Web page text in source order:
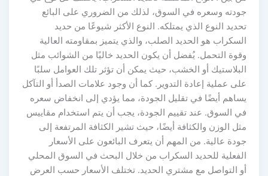
جودته وسعره في السوق، لذلك من الضروري على البائع
تحديد النوع الذي يمتلكه. النوع الأكثر شيوعًا من حديد
السكراب هو الحديد الصلب، والذي يتميز بمقاومته العالية
وقوة التحمل. يُفضل أن يكون الحديد خاليًا من الشوائب مثل
البلاستيك أو الخشب، حيث يمكن أن تؤثر تلك العوامل سلبًا
على عملية إعادة التدوير. كما أن وجود علامات الصدأ أو التآكل
يساهم أيضًا في تقليل الجودة، مما يؤدي إلى انخفاض سعره
في السوق. عند تقييم الجودة، يجب أن يتم استخدام مقاييس
مثل الوزن والكثافة أيضًا، حيث تشير الكثافة المرتفعة إلى
جودة عالية. من المهم أن يتعرف البائعون على الأسعار
الفعلية للحديد السكراب من خلال البحث في السوق المحلي
أو التواصل مع مشتري الحديد. تختلف الأسعار حسب العرض